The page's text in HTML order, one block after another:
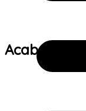
Acabamento: